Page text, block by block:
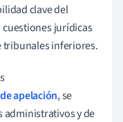
clave del
jurídicas
tribunales inferiores.
apelación, se
y de